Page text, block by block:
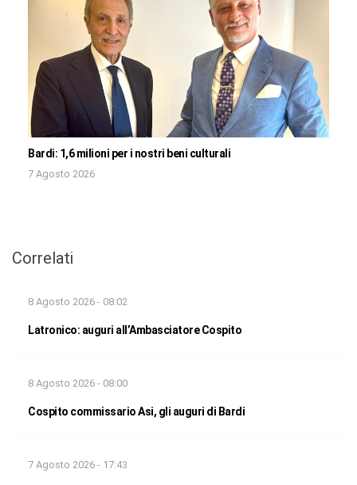
Bardi: 1,6 milioni per i nostri beni culturali
7 Agosto 2026
Correlati
8 Agosto 2026 - 08:02
Latronico: auguri all’Ambasciatore Cospito
8 Agosto 2026 - 08:00
Cospito commissario Asi, gli auguri di Bardi
7 Agosto 2026 - 17:43